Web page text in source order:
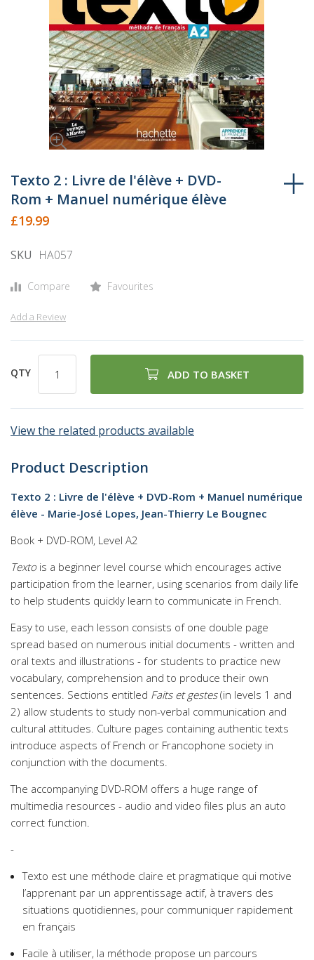
to
the
beginning
of
images
Texto 2 : Livre de l'élève + DVD-
Rom + Manuel numérique élève
£19.99
SKU HA057
Compare Favourites
Add a Review
QTY ADD TO BASKET
View the related products available
Product Description
Texto 2 : Livre de l'élève + DVD-Rom + Manuel numérique
élève - Marie-José Lopes, Jean-Thierry Le Bougnec
Book + DVD-ROM, Level A2
Texto is a beginner level course which encourages active
participation from the learner, using scenarios from daily life
to help students quickly learn to communicate in French.
Easy to use, each lesson consists of one double page
spread based on numerous initial documents - written and
oral texts and illustrations - for students to practice new
vocabulary, comprehension and to produce their own
sentences. Sections entitled Faits et gestes(in levels 1 and
2) allow students to study non-verbal communication and
cultural attitudes. Culture pages containing authentic texts
introduce aspects of French or Francophone society in
conjunction with the documents.
The accompanying DVD-ROM offers a huge range of
multimedia resources - audio and video files plus an auto
correct function.
-
Texto est une méthode claire et pragmatique qui motive
l’apprenant par un apprentissage actif, à travers des
situations quotidiennes, pour communiquer rapidement
en français
Facile à utiliser, la méthode propose un parcours